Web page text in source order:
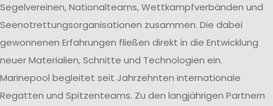
Segelvereinen, Nationalteams, Wettkampfverbänden und
Seenotrettungsorganisationen zusammen. Die dabei
gewonnenen Erfahrungen fließen direkt in die Entwicklung
neuer Materialien, Schnitte und Technologien ein.
Marinepool begleitet seit Jahrzehnten internationale
Regatten und Spitzenteams. Zu den langjährigen Partnern